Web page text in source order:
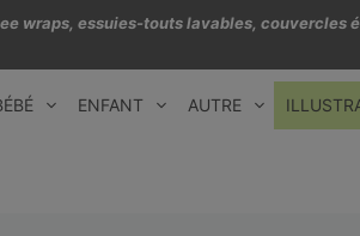
wraps, essuies-touts lavables, couvercles
ENFANT AUTRE